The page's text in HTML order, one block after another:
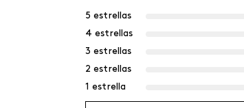
5 estrellas
4 estrellas
3 estrellas
2 estrellas
1 estrella